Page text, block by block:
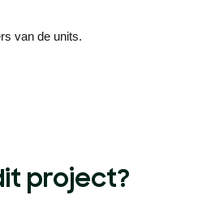
van de units.
project?